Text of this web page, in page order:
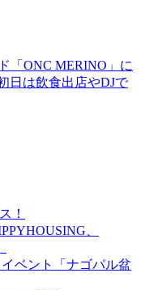
「ONC MERINO」に
日は飲食出店やDJで
！
、
ベント「ナゴパル盆